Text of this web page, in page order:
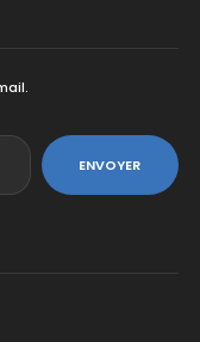
ENVOYER